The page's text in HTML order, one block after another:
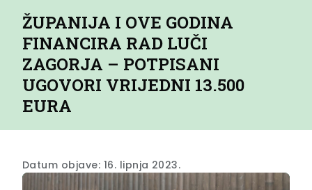
ŽUPANIJA I OVE GODINA
FINANCIRA RAD LUČI
ZAGORJA – POTPISANI
UGOVORI VRIJEDNI 13.500
EURA
Datum objave: 16. lipnja 2023.